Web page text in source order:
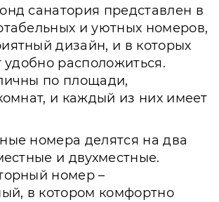
санатория представлен в
и уютных номеров,
дизайн, и в которых
удобно расположиться.
по площади,
и каждый из них имеет
номера делятся на два
и двухместные.
номер –
в котором комфортно